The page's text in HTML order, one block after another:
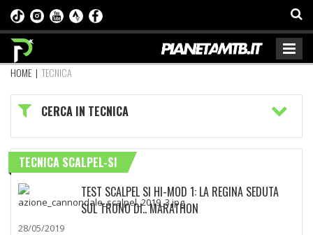
HOME | TECNICA
CERCA IN TECNICA
TECNICA SCALPEL-SI
TEST SCALPEL SI HI-MOD 1: LA REGINA SEDUTA
SUL TRONO DI.. MARATHON
28/05/2019